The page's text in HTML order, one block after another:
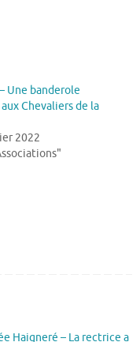
Une banderole
Chevaliers de la
2022
Haigneré – La rectrice a